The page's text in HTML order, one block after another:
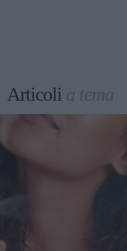
Articoli a tema